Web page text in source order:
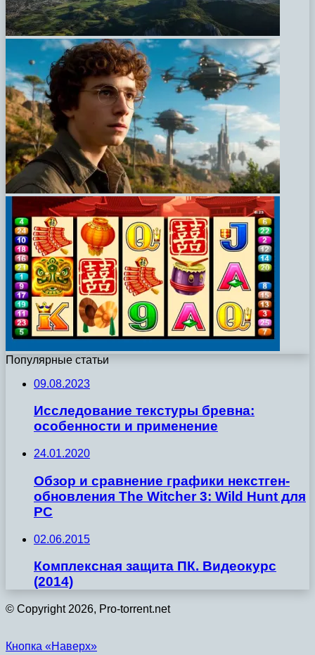
Популярные статьи
09.08.2023
Исследование текстуры бревна:
особенности и применение
24.01.2020
Обзор и сравнение графики некстген-
обновления The Witcher 3: Wild Hunt для
PC
02.06.2015
Комплексная защита ПК. Видеокурс
(2014)
© Copyright 2026, Pro-torrent.net
Кнопка «Наверх»